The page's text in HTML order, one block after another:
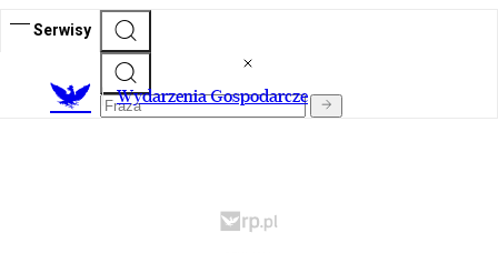
Serwisy
Wydarzenia Gospodarcze